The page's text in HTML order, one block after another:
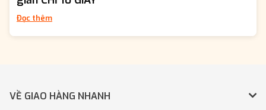
Đọc thêm
VỀ GIAO HÀNG NHANH